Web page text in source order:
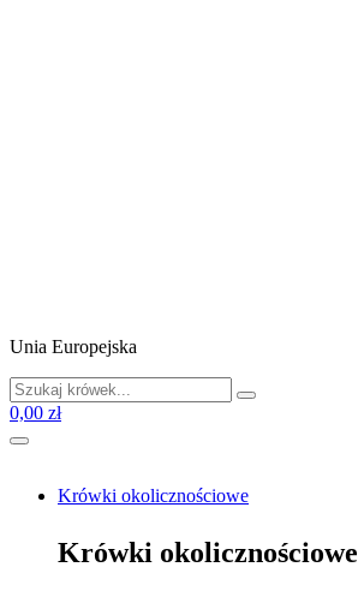
Unia Europejska
0,00 zł
Krówki okolicznościowe
Krówki okolicznościowe